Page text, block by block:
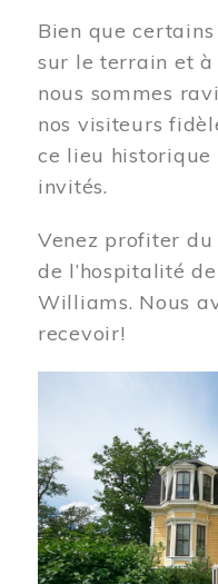
Bien que
sur le terrain et à
nous sommes
nos visiteurs
ce lieu historique
invités.
Venez profiter du
de l’hospitalité
Williams. Nous
recevoir!